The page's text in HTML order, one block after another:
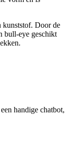
kunststof. Door de
bull-eye geschikt
handige chatbot,